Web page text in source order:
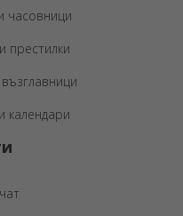
часовници
престилки
календари